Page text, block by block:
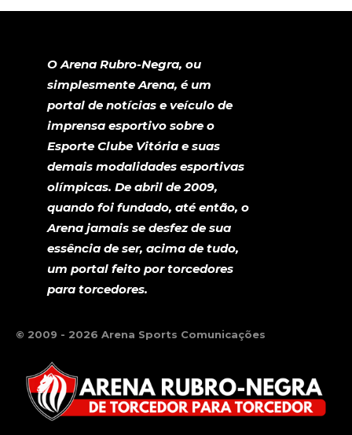
O Arena Rubro-Negra, ou
simplesmente Arena, é um
portal de notícias e veículo de
imprensa esportivo sobre o
Esporte Clube Vitória e suas
demais modalidades esportivas
olímpicas. De abril de 2009,
quando foi fundado, até então, o
Arena jamais se desfez de sua
essência de ser, acima de tudo,
um portal feito por torcedores
para torcedores.
© 2009 - 2026 Arena Sports Comunicações